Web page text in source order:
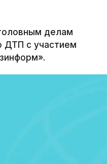
делам
ДТП с участием